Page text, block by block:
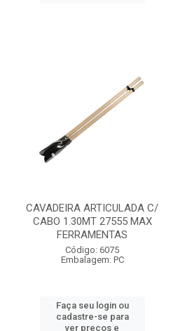
CAVADEIRA ARTICULADA C/
CABO 1.30MT 27555 MAX
FERRAMENTAS
Código: 6075
Embalagem: PC
Faça seu login ou
cadastre-se para
ver preços e